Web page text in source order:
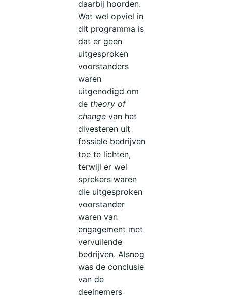
daarbij hoorden.
Wat wel opviel in
dit programma is
dat er geen
uitgesproken
voorstanders
waren
uitgenodigd om
de theory of
changevan het
divesteren uit
fossiele bedrijven
toe te lichten,
terwijl er wel
sprekers waren
die uitgesproken
voorstander
waren van
engagement met
vervuilende
bedrijven. Alsnog
was de conclusie
van de
deelnemers